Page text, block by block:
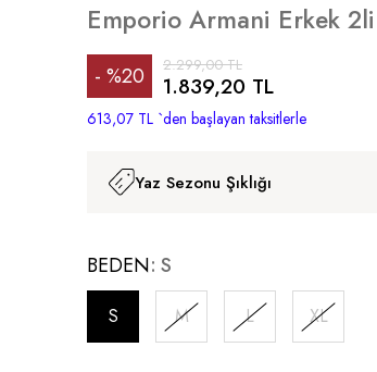
Emporio Armani Erkek
%20
İndirim
2.299,00 TL
1.839,20 TL
613,07 TL `den başlayan taksitlerle
Yaz Sezonu Şıklığı
BEDEN S
S M L XL